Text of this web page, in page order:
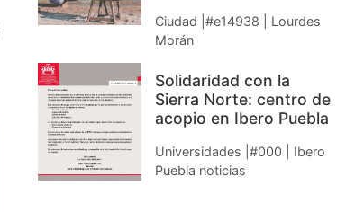
Ciudad |#e14938 | Lourdes
Morán
Solidaridad con la
Sierra Norte: centro de
acopio en Ibero Puebla
Universidades |#000 | Ibero
Puebla noticias